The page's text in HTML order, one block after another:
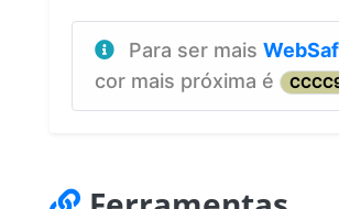
Para ser mais
cor mais próxima é